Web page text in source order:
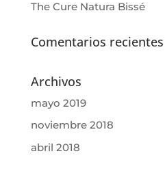
The Cure Natura Bissé
Comentarios recientes
Archivos
mayo 2019
noviembre 2018
abril 2018